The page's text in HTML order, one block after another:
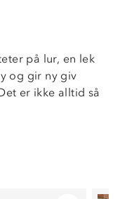
på lur, en lek
og gir ny giv
er ikke alltid så